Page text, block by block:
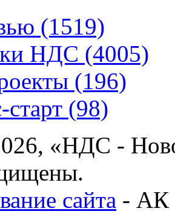
(1519)
НДС (4005)
(196)
старт (98)
«НДС -
сайта - АК